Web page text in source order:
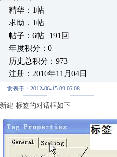
精华：1帖
求助：1帖
帖子：6帖 | 191回
年度积分：0
历史总积分：973
注册：2010年11月04日
发表于：2012-06-15 09:06:08
新建 标签的对话框如下